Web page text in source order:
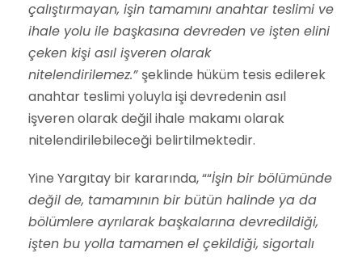
çalıştırmayan, işin tamamını anahtar teslimi ve
ihale yolu ile başkasına devreden ve işten elini
çeken kişi asıl işveren olarak
nitelendirilemez.” şeklinde hüküm tesis edilerek
anahtar teslimi yoluyla işi devredenin asıl
işveren olarak değil ihale makamı olarak
nitelendirilebileceği belirtilmektedir.
Yine Yargıtay bir kararında, ““İşin bir bölümünde
değil de, tamamının bir bütün halinde ya da
bölümlere ayrılarak başkalarına devredildiği,
işten bu yolla tamamen el çekildiği, sigortalı